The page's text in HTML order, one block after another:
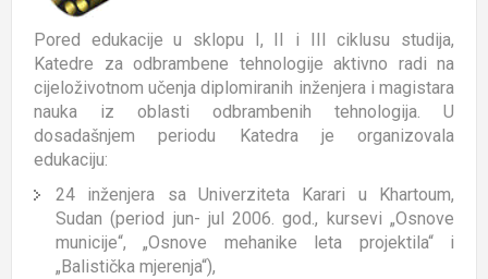
Pored edukacije u sklopu I, II i III ciklusu studija,
Katedre za odbrambene tehnologije aktivno radi na
cijeloživotnom učenja diplomiranih inženjera i magistara
nauka iz oblasti odbrambenih tehnologija. U
dosadašnjem periodu Katedra je organizovala
edukaciju:
24 inženjera sa Univerziteta Karari u Khartoum,
Sudan (period jun- jul 2006. god., kursevi „Osnove
municije“, „Osnove mehanike leta projektila“ i
„Balistička mjerenja“),